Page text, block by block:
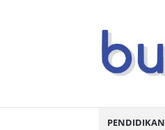
PENDIDIKAN